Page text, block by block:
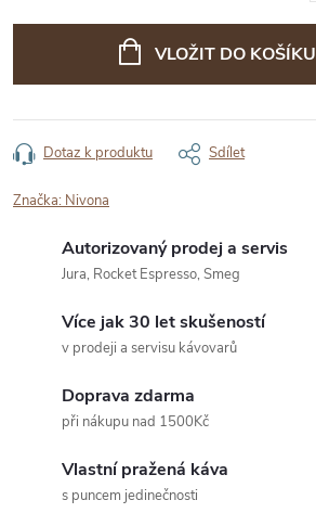
VLOŽIT DO KOŠÍKU
Dotaz k produktu Sdílet
Značka: Nivona
Autorizovaný prodej a servis
Jura, Rocket Espresso, Smeg
Více jak 30 let skušeností
v prodeji a servisu kávovarů
Doprava zdarma
při nákupu nad 1500Kč
Vlastní pražená káva
s puncem jedinečnosti